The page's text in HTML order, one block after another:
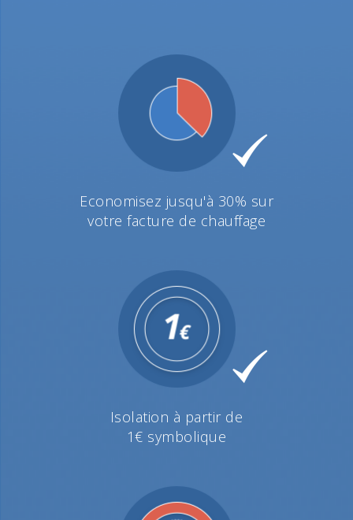
Economisez jusqu'à 30% sur
votre facture de chauffage
Isolation à partir de
1€ symbolique